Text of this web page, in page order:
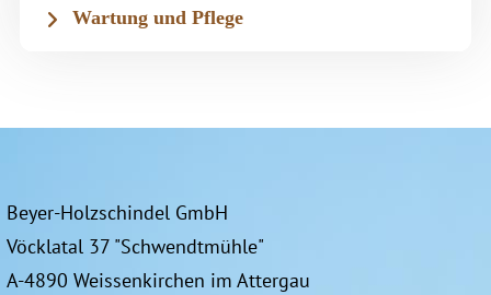
Wartung und Pflege
Beyer-Holzschindel GmbH
Vöcklatal 37 "Schwendtmühle"
A-4890 Weissenkirchen im Attergau